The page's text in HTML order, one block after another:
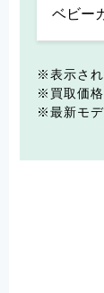
表示さ
買取価
最新モ